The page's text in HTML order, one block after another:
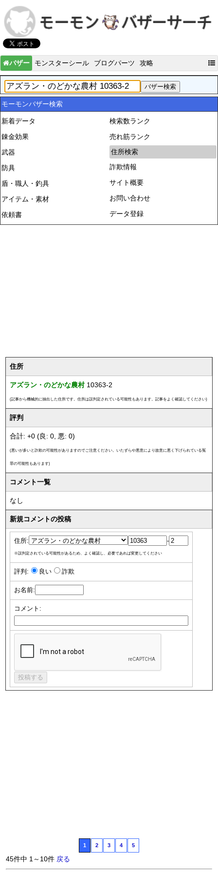
バザー モンスターシール ブログパーツ 攻略
モーモンバザー検索
新着データ
錬金効果
武器
防具
盾・職人・釣具
アイテム・素材
依頼書
検索数ランク
売れ筋ランク
住所検索
詐欺情報
サイト概要
お問い合わせ
データ登録
住所
アズラン・のどかな農村10363-2
(記事から機械的に抽出した住所です。住所は誤判定されている可能性もあります。記事をよく確認してください)
評判
合計: +0 (良: 0, 悪: 0)
(悪いが多いと詐欺の可能性がありますのでご注意ください。いたずらや悪意により故意に悪く下げられている冤
罪の可能性もあります)
コメント一覧
なし
新規コメントの投稿
住所: -
※誤判定されている可能性があるため、よく確認し、必要であれば変更してください
評判: 良い 詐欺
お名前:
コメント:
1 2 3 4 5
45件中 1～10件 戻る